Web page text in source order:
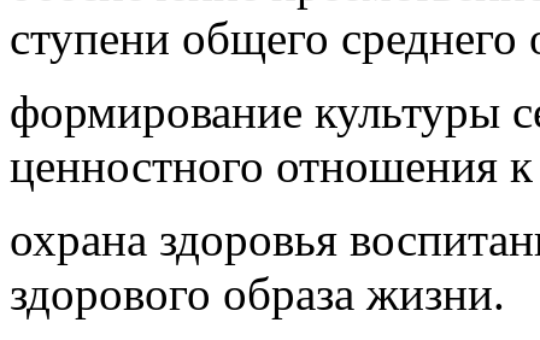
ступени общего среднего
формирование культуры
ценностного отношения
охрана здоровья
здорового образа жизни.